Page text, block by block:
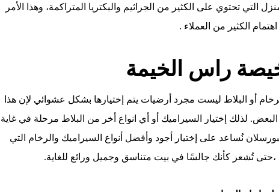
تحتوي على الكثير من الجراثيم والبكتريا المتراكمة، وهذا الأمر
اهتمام الكثير من العملاء .
راس الخيمة
أو البلاط ليست مجرد أرضيات يتم إختيارها بشكل عشوائي لإن هذا
لذلك إختيار السيراميك أو أي انواع أخر من البلاط مرحلة في غاية
نُساعد على إختيار أجود وأفضل أنواع السيراميك والرخام التي
تُشعر كأنك جالسًا في بيت متناسق وجميل ورائع للغاية.